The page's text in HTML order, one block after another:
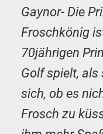
Gaynor- Die
Froschkönig
70jährigen
Golf spielt, als
sich, ob es
Frosch zu